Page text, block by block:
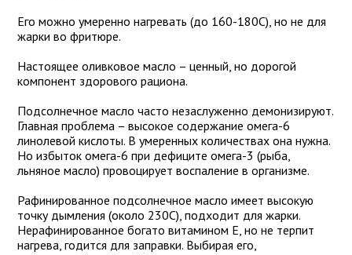
Его можно умеренно нагревать (до 160-180C), но не для
жарки во фритюре.
Настоящее оливковое масло – ценный, но дорогой
компонент здорового рациона.
Подсолнечное масло часто незаслуженно демонизируют.
Главная проблема – высокое содержание омега-6
линолевой кислоты. В умеренных количествах она нужна.
Но избыток омега-6 при дефиците омега-3 (рыба,
льняное масло) провоцирует воспаление в организме.
Рафинированное подсолнечное масло имеет высокую
точку дымления (около 230C), подходит для жарки.
Нерафинированное богато витамином Е, но не терпит
нагрева, годится для заправки. Выбирая его,